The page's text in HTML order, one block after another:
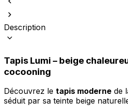
Description
Tapis Lumi – beige
cocooning
Découvrez le tapis moderne de
séduit par sa teinte beige
Les cookies non classés sont des cookies